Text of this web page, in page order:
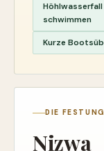
schwimmen
Kurze
DIE
Nizwa